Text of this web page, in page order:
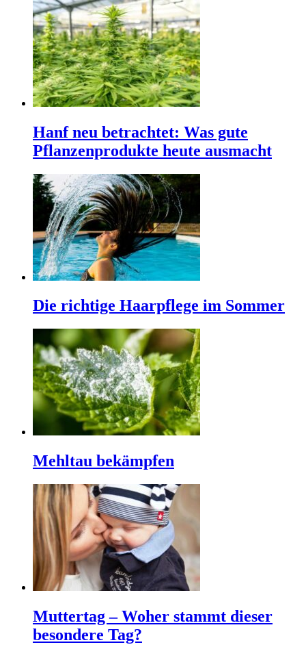
Hanf neu betrachtet: Was gute
Pflanzenprodukte heute ausmacht
Die richtige Haarpflege im Sommer
Mehltau bekämpfen
Muttertag – Woher stammt dieser
besondere Tag?